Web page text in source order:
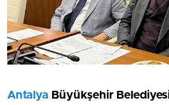
Antalya Büyükşehir